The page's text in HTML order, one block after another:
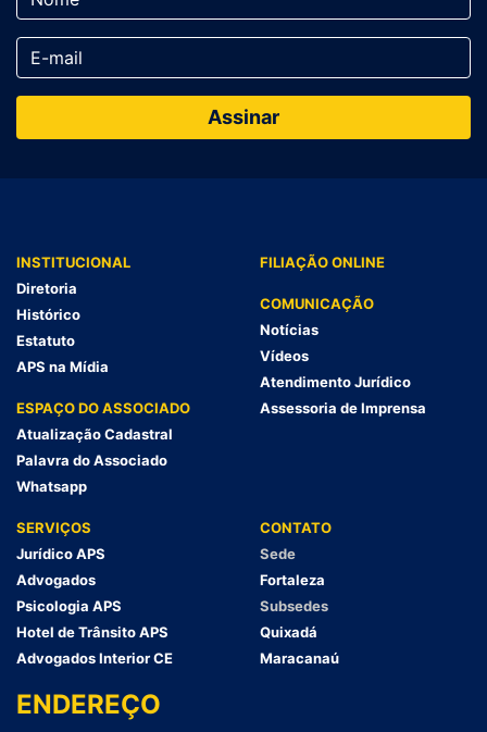
INSTITUCIONAL
Diretoria
Histórico
Estatuto
APS na Mídia
ESPAÇO DO ASSOCIADO
Atualização Cadastral
Palavra do Associado
Whatsapp
FILIAÇÃO ONLINE
COMUNICAÇÃO
Notícias
Vídeos
Atendimento Jurídico
Assessoria de Imprensa
SERVIÇOS
Jurídico APS
Advogados
Psicologia APS
Hotel de Trânsito APS
Advogados Interior CE
CONTATO
Sede
Fortaleza
Subsedes
Quixadá
Maracanaú
ENDEREÇO